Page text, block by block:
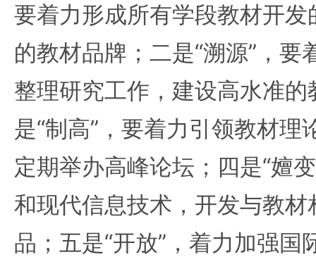
要着力形成所有学段教材开
的教材品牌；二是“溯源”，要
整理研究工作，建设高水准
是“制高”，要着力引领教材理
定期举办高峰论坛；四是“嬗
和现代信息技术，开发与教
品；五是“开放”，着力加强国